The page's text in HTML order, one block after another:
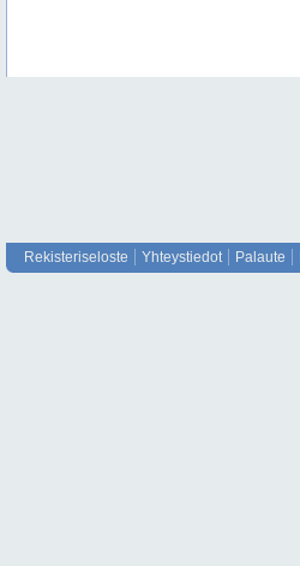
Rekisteriseloste Yhteystiedot Palaute